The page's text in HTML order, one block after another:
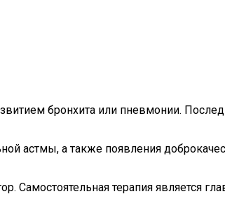
бронхита или пневмонии.
астмы, а также появления
Самостоятельная терапия является